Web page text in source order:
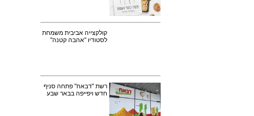
קולקצייה אביבית משמחת
לסטודיו "אהבה קטנה"
רשת "דבאח" פתחה סניף
חדש ויפייפה בבאר שבע